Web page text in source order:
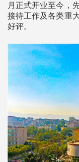
月正式开业至今，
接待工作及各类重
好评。